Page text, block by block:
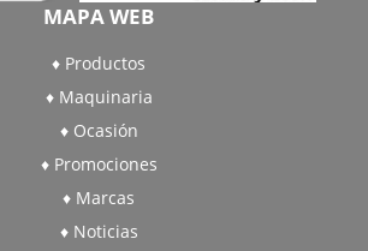
MAPA WEB
Productos
Maquinaria
Ocasión
Promociones
Marcas
Noticias